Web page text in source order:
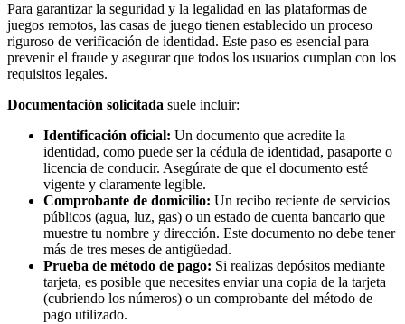
Para garantizar la seguridad y la legalidad en las plataformas de
juegos remotos, las casas de juego tienen establecido un proceso
riguroso de verificación de identidad. Este paso es esencial para
prevenir el fraude y asegurar que todos los usuarios cumplan con los
requisitos legales.
Documentación solicitada suele incluir:
Identificación oficial: Un documento que acredite la
identidad, como puede ser la cédula de identidad, pasaporte o
licencia de conducir. Asegúrate de que el documento esté
vigente y claramente legible.
Comprobante de domicilio: Un recibo reciente de servicios
públicos (agua, luz, gas) o un estado de cuenta bancario que
muestre tu nombre y dirección. Este documento no debe tener
más de tres meses de antigüedad.
Prueba de método de pago: Si realizas depósitos mediante
tarjeta, es posible que necesites enviar una copia de la tarjeta
(cubriendo los números) o un comprobante del método de
pago utilizado.